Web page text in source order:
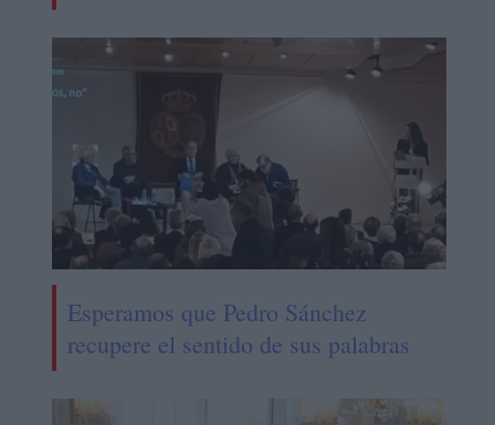
Esperamos que Pedro Sánchez
recupere el sentido de sus palabras